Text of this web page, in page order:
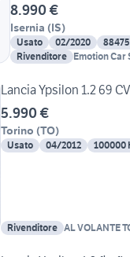
8.990 €
Isernia (IS)
Usato 02/2020
Rivenditore Emotion Car
Lancia Ypsilon 1.2 69
5.990 €
Torino (TO)
Usato 04/2012 100000
Rivenditore AL VOLANTE